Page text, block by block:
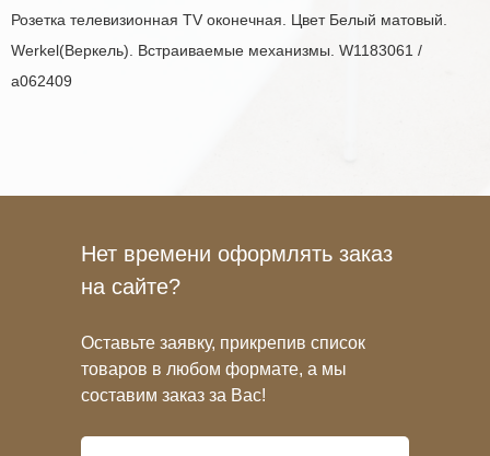
Розетка телевизионная TV оконечная. Цвет Белый матовый.
Werkel(Веркель). Встраиваемые механизмы. W1183061 /
a062409
Нет времени оформлять заказ
на сайте?
Оставьте заявку, прикрепив список
товаров в любом формате, а мы
составим заказ за Вас!